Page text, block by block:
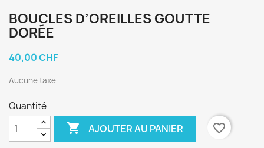
BOUCLES D’OREILLES GOUTTE
DORÉE
40,00 CHF
Aucune taxe
Quantité
 AJOUTER AU PANIER favorite_border